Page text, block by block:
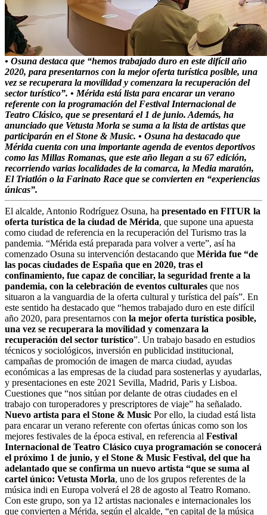
• Osuna destaca que “hemos trabajado duro en este difícil año
2020, para presentarnos con la mejor oferta turística posible, una
vez se recuperara la movilidad y comenzara la recuperación del
sector turístico”. • Mérida está lista para encarar un verano
referente con la programación del Festival Internacional de
Teatro Clásico, que se presentará el 1 de junio. Además, ha
anunciado que Vetusta Morla se suma a la lista de artistas que
participarán en el Stone & Music. • Osuna ha destacado que
Mérida cuenta con una importante agenda de eventos deportivos
como las Millas Romanas, que este año llegan a su 67 edición,
recorriendo varias localidades de la comarca, la Media maratón,
El Triatlón o la Farinato Race que se convierten en “experiencias
únicas”.
El alcalde, Antonio Rodríguez Osuna, ha presentado en FITUR la
oferta turística de la ciudad de Mérida, que supone una apuesta
como ciudad de referencia en la recuperación del Turismo tras la
pandemia. “Mérida está preparada para volver a verte”, así ha
comenzado Osuna su intervención destacando que Mérida fue “de
las pocas ciudades de España que en 2020, tras el
confinamiento, fue capaz de conciliar, la seguridad frente a la
pandemia, con la celebración de eventos culturales que nos
situaron a la vanguardia de la oferta cultural y turística del país”. En
este sentido ha destacado que “hemos trabajado duro en este difícil
año 2020, para presentarnos con la mejor oferta turística posible,
una vez se recuperara la movilidad y comenzara la
recuperación del sector turístico”. Un trabajo basado en estudios
técnicos y sociológicos, inversión en publicidad institucional,
campañas de promoción de imagen de marca ciudad, ayudas
económicas a las empresas de la ciudad para sostenerlas y ayudarlas,
y presentaciones en este 2021 Sevilla, Madrid, Paris y Lisboa.
Cuestiones que “nos sitúan por delante de otras ciudades en el
trabajo con turoperadores y prescriptores de viaje” ha señalado.
Nuevo artista para el Stone & Music Por ello, la ciudad está lista
para encarar un verano referente con ofertas únicas como son los
mejores festivales de la época estival, en referencia al Festival
Internacional de Teatro Clásico cuya programación se conocerá
el próximo 1 de junio, y el Stone & Music Festival, del que ha
adelantado que se confirma un nuevo artista “que se suma al
cartel único: Vetusta Morla, uno de los grupos referentes de la
música indi en Europa volverá el 28 de agosto al Teatro Romano.
Con este grupo, son ya 12 artistas nacionales e internacionales los
que convierten a Mérida, según el alcalde, “en capital de la música